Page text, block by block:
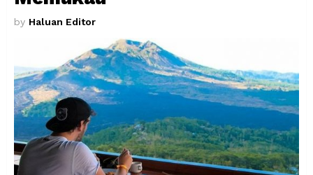
by Haluan Editor